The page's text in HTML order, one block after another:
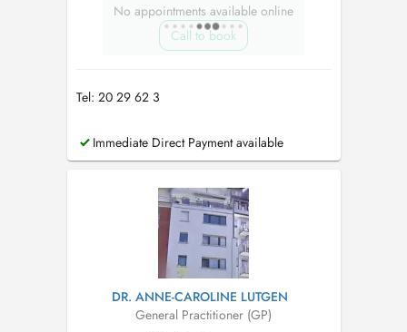
No appointments available online
Call to book
Tel: 20 29 62 3
Immediate Direct Payment available
DR. ANNE-CAROLINE LUTGEN
General Practitioner (GP)